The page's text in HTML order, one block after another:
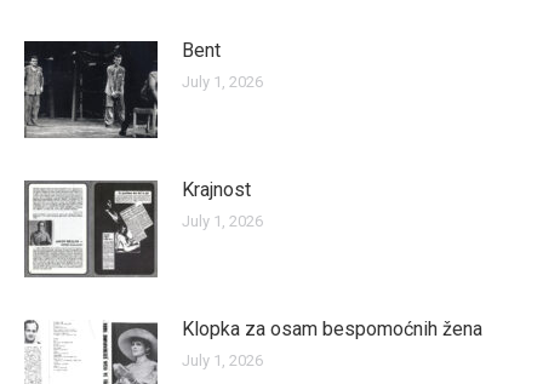
Bent
July 1, 2026
Krajnost
July 1, 2026
Klopka za osam bespomoćnih žena
July 1, 2026